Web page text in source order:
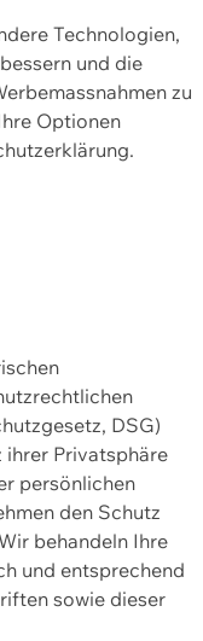
Technologien,
und die
zu
Optionen
DSG)
ihrer Privatsphäre
persönlichen
den Schutz
behandeln Ihre
und entsprechend
sowie dieser